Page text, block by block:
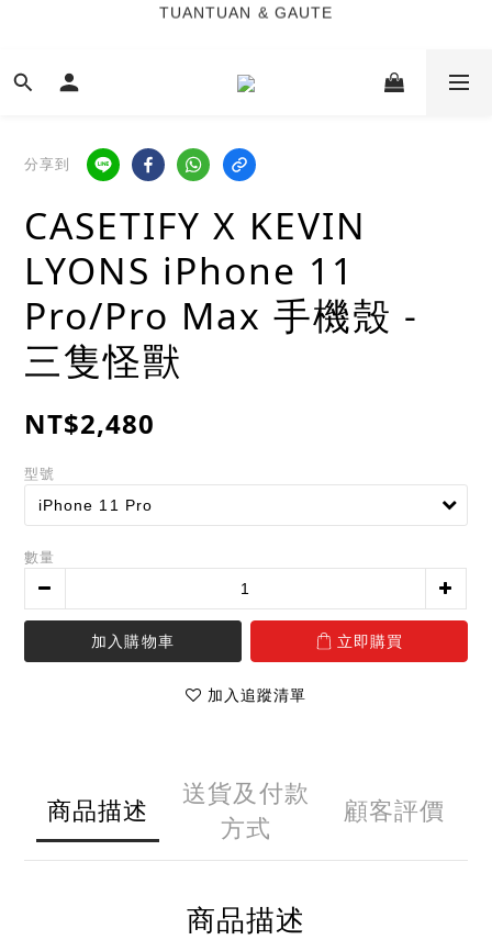
TUANTUAN & GAUTE
TUANTUAN & GAUTE
分享到
CASETIFY X KEVIN
LYONS iPhone 11
Pro/Pro Max 手機殼 -
三隻怪獸
NT$2,480
型號
數量
加入購物車 立即購買
加入追蹤清單
商品描述
送貨及付款
方式
顧客評價
商品描述